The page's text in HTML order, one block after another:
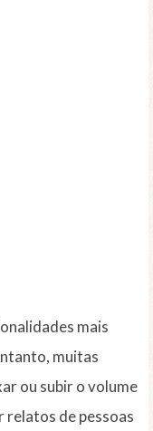
mais
muitas
ou subir o volume
relatos de pessoas